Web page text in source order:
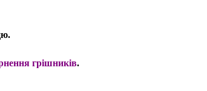
грішників.